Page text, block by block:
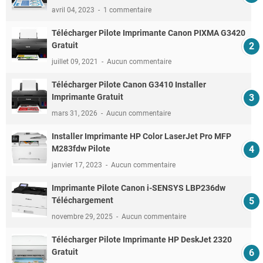
avril 04, 2023 1 commentaire
Télécharger Pilote Imprimante Canon PIXMA G3420
Gratuit
juillet 09, 2021 Aucun commentaire
Télécharger Pilote Canon G3410 Installer
Imprimante Gratuit
mars 31, 2026 Aucun commentaire
Installer Imprimante HP Color LaserJet Pro MFP
M283fdw Pilote
janvier 17, 2023 Aucun commentaire
Imprimante Pilote Canon i-SENSYS LBP236dw
Téléchargement
novembre 29, 2025 Aucun commentaire
Télécharger Pilote Imprimante HP DeskJet 2320
Gratuit